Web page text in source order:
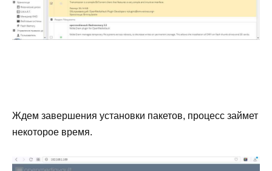
Ждем завершения установки пакетов, процесс займет
некоторое время.